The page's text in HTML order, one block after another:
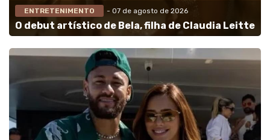
ENTRETENIMENTO - 07 de agosto de 2026
O debut artístico de Bela, filha de Claudia Leitte